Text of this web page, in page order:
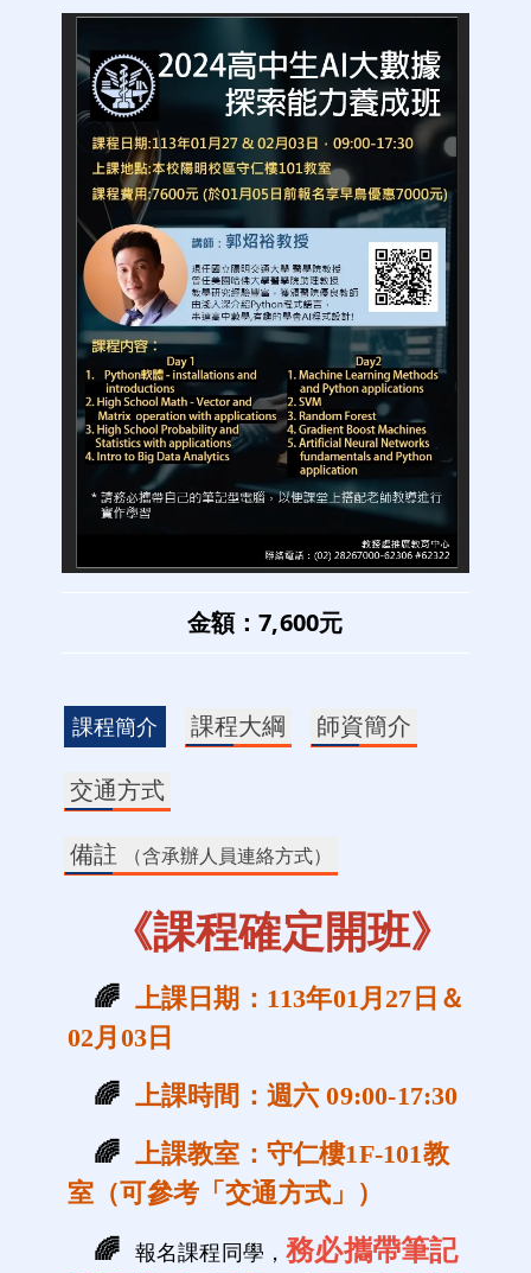
課程簡介 課程大綱
師資簡介
交通方式
備註
（含承辦人員連絡方式）
《課程確定開班》
🌈 上課日期：113年01月27日＆
02月03日
🌈 上課時間：週六 09:00-17:30
🌈 上課教室：守仁樓1F-101教
室（可參考「交通方式」）
🌈
報名課程同學，務必攜帶筆記
金額：7,600元